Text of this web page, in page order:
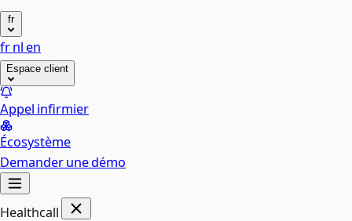
fr
frnl en
Espace client
Appel infirmier
Écosystème
Demander une démo
Healthcall